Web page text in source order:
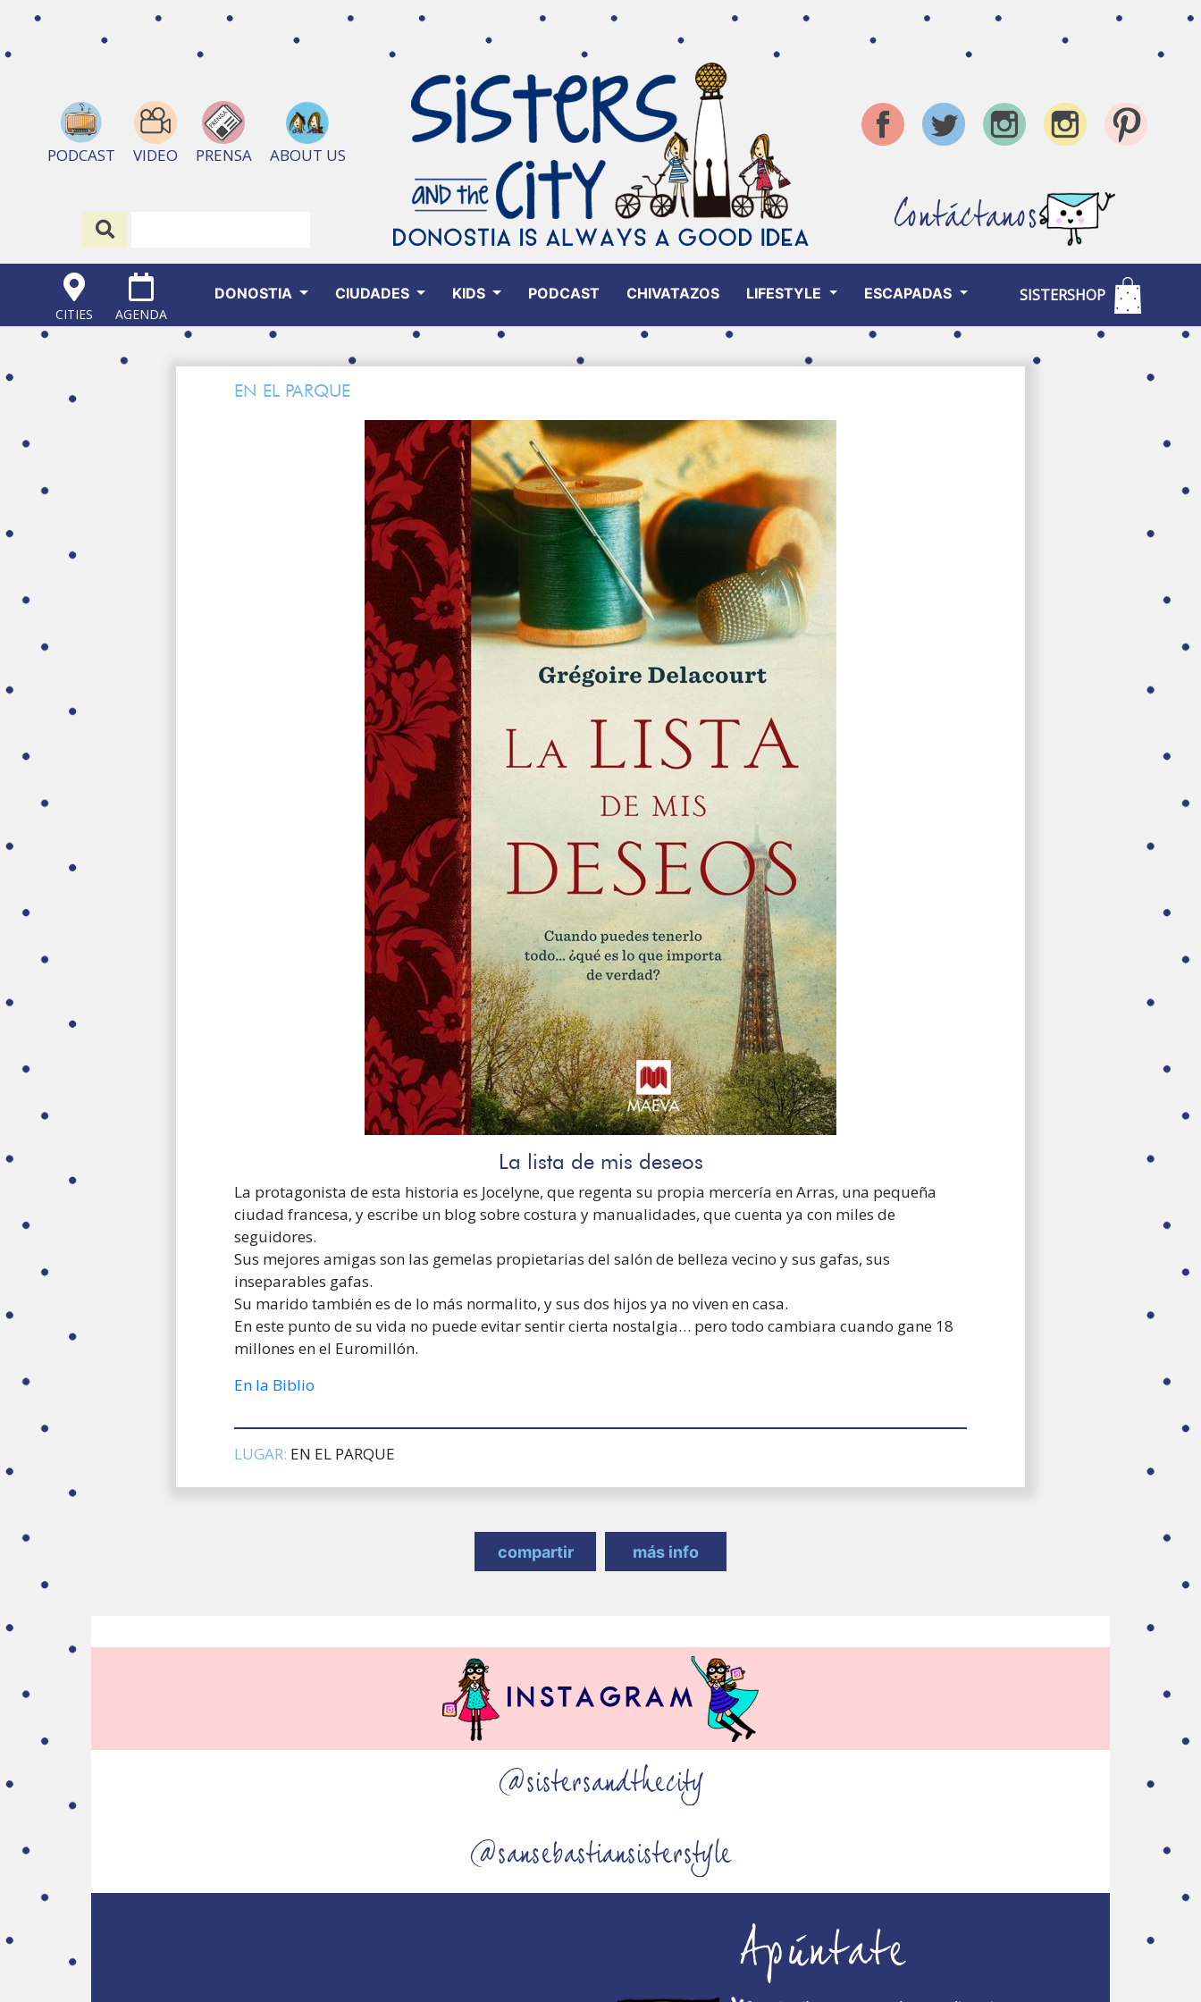
PODCAST VIDEO PRENSA ABOUT US
Contáctanos
CITIES AGENDA
DONOSTIA CIUDADES KIDS PODCAST CHIVATAZOS LIFESTYLE ESCAPADAS SISTERSHOP
EN EL PARQUE
La lista de mis deseos
La protagonista de esta historia es Jocelyne, que regenta su propia mercería en Arras, una pequeña
ciudad francesa, y escribe un blog sobre costura y manualidades, que cuenta ya con miles de
seguidores.
Sus mejores amigas son las gemelas propietarias del salón de belleza vecino y sus gafas, sus
inseparables gafas.
Su marido también es de lo más normalito, y sus dos hijos ya no viven en casa.
En este punto de su vida no puede evitar sentir cierta nostalgia… pero todo cambiara cuando gane 18
millones en el Euromillón.
En la Biblio
LUGAR: EN EL PARQUE
compartir más info
@sistersandthecity
@sansebastiansisterstyle
Apúntate